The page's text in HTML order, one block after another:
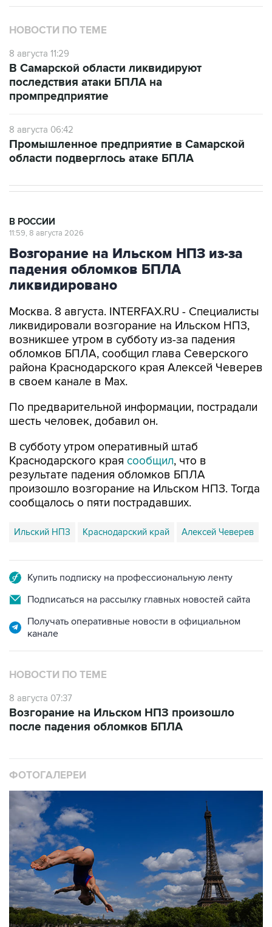
НОВОСТИ ПО ТЕМЕ
8 августа 11:29
В Самарской области ликвидируют
последствия атаки БПЛА на
промпредприятие
8 августа 06:42
Промышленное предприятие в Самарской
области подверглось атаке БПЛА
В РОССИИ
11:59, 8 августа 2026
Возгорание на Ильском НПЗ из-за
падения обломков БПЛА
ликвидировано
Москва. 8 августа. INTERFAX.RU - Специалисты
ликвидировали возгорание на Ильском НПЗ,
возникшее утром в субботу из-за падения
обломков БПЛА, сообщил глава Северского
района Краснодарского края Алексей Чеверев
в своем канале в Max.
По предварительной информации, пострадали
шесть человек, добавил он.
В субботу утром оперативный штаб
Краснодарского края сообщил, что в
результате падения обломков БПЛА
произошло возгорание на Ильском НПЗ. Тогда
сообщалось о пяти пострадавших.
Ильский НПЗ Краснодарский край Алексей Чеверев
Купить подписку на профессиональную ленту
Подписаться на рассылку главных новостей сайта
Получать оперативные новости в официальном
канале
НОВОСТИ ПО ТЕМЕ
8 августа 07:37
Возгорание на Ильском НПЗ произошло
после падения обломков БПЛА
ФОТОГАЛЕРЕИ